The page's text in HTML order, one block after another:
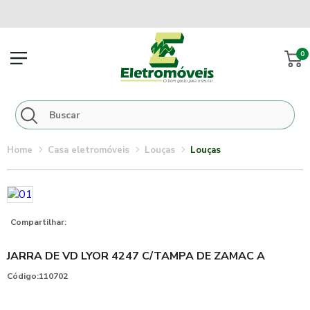
0
casa eletromóveis louças louças
Compartilhar:
JARRA DE VD LYOR 4247 C/TAMPA DE ZAMAC A
Código:110702